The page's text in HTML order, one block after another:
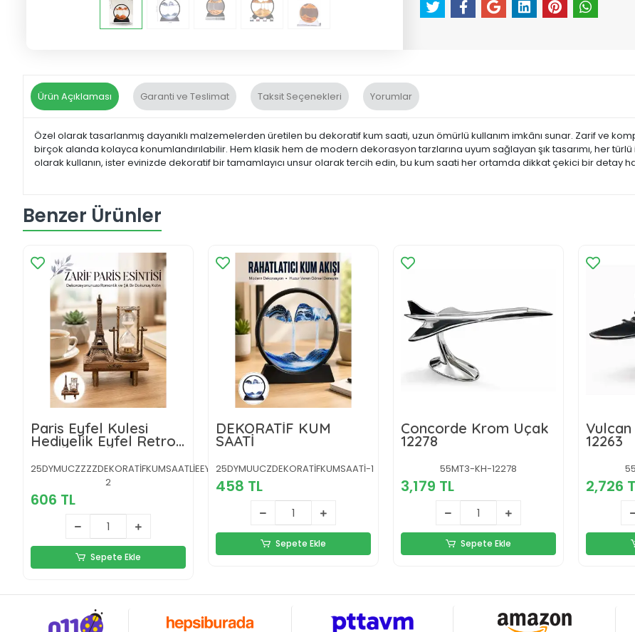
Ürün Açıklaması Garanti ve Teslimat Taksit Seçenekleri Yorumlar
Özel olarak tasarlanmış dayanıklı malzemelerden üretilen bu dekoratif kum saati, uzun ömürlü kullanım imkânı sunar. Zarif ve
birçok alanda kolayca konumlandırılabilir. Hem klasik hem de modern dekorasyon tarzlarına uyum sağlayan şık tasarımı, her
olarak kullanın, ister evinizde dekoratif bir tamamlayıcı unsur olarak tercih edin, bu kum saati her ortamda dikkat çekici bir detay
Benzer Ürünler
Paris Eyfel Kulesi
Hediyelik Eyfel Retro
Kum Saati Dekoratif
Eşya Yeni Nesil
25DYMUCZZZZDEKORATİFKUMSAATLİEEYFELKULESİİİİ2-
2
606 TL
Sepete Ekle
DEKORATİF KUM
SAATİ
25DYMUUCZDEKORATİFKUMSAATİ-1
458 TL
Sepete Ekle
Concorde Krom Uçak
12278
55MT3-KH-12278
3,179 TL
Sepete Ekle
12263
2,726